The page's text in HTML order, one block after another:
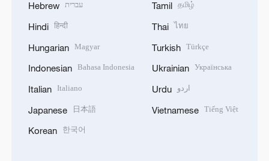
Hebrew עברית
Hindi हिन्दी
Hungarian Magyar
Indonesian Bahasa Indonesia
Italian Italiano
Japanese 日本語
Korean 한국어
Tamil தமிழ்
Thai ไทย
Turkish Türkçe
Ukrainian Українська
Urdu اردو
Vietnamese Tiếng Việt